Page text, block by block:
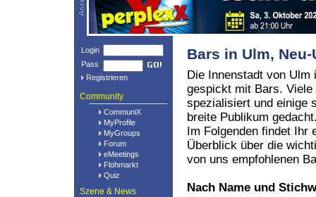
Login
Pass
Registrieren
Community
CommuniX
MyProfile
MyGroups
Forum
eMeetings
Flohmarkt
Quiz
Szene & News
Bars in Ulm,
Die Innenstadt von Ulm
gespickt mit Bars. Viele
spezialisiert und einige
breite Publikum
Im Folgenden findet Ihr
Überblick über die
von uns empfohlenen
Nach Name und